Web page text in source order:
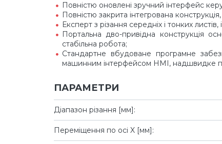
Повністю оновлені зручний інтерфейс
Повністю закрита інтегрована
Експерт з різання середніх і тонких
Портальна дво-привідна конструкція
стабільна робота;
Стандартне вбудоване програмне
машинним інтерфейсом HMI, надшвидке
ПАРАМЕТРИ
Діапазон різання [мм]:
Переміщення по осі X [мм]: